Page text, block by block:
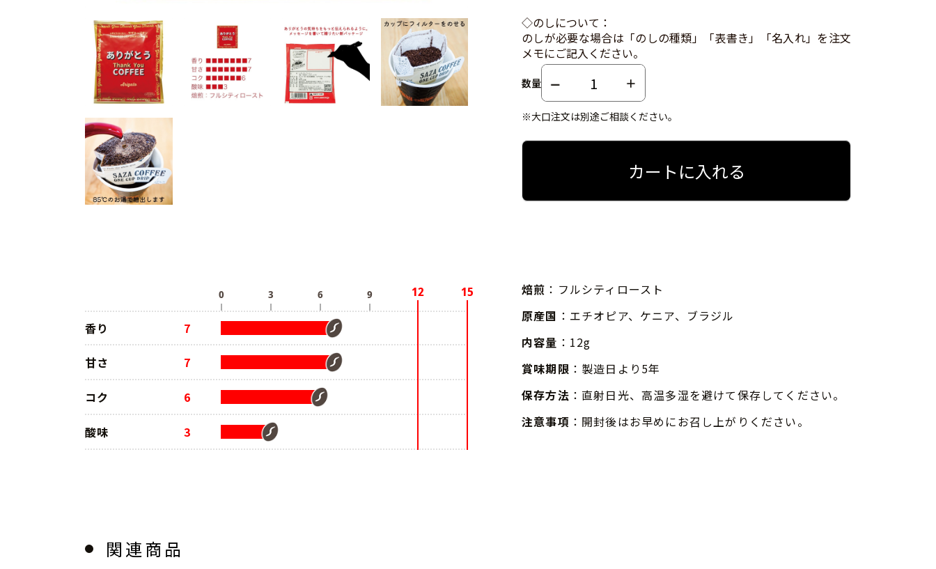
◇のしについて：
のしが必要な場合は「のしの種類」「表書き」「名入れ」を注文
メモにご記入ください。
数量
※大口注文は別途ご相談ください。
カートに入れる
香り 7
甘さ 7
コク 6
酸味 3
焙煎 ：フルシティロースト
原産国 ：エチオピア、ケニア、ブラジル
内容量 ：12g
賞味期限 ：製造日より5年
保存方法 ：直射日光、高温多湿を避けて保存してください。
注意事項 ：開封後はお早めにお召し上がりください。
関連商品